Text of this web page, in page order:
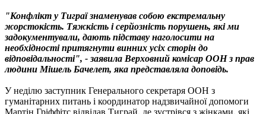
"Конфлікт у Тиграї знаменував собою екстремальну
жорстокість. Тяжкість і серйозність порушень, які ми
задокументували, дають підставу наголосити на
необхідності притягнути винних усіх сторін до
відповідальності", - заявила Верховний комісар ООН з прав
людини Мішель Бачелет, яка представляла доповідь.
У неділю заступник Генерального секретаря ООН з
гуманітарних питань і координатор надзвичайної допомоги
Мартін Гріффітс відвідав Тиграй, де зустрівся з жінками, які